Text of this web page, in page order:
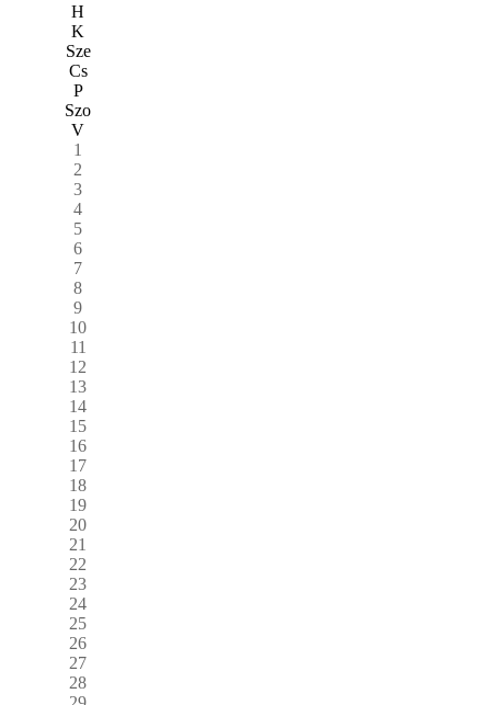
H
K
Sze
Cs
P
Szo
V
1
2
3
4
5
6
7
8
9
10
11
12
13
14
15
16
17
18
19
20
21
22
23
24
25
26
27
28